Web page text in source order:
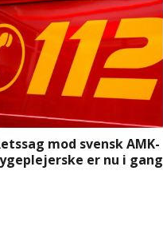
mod svensk AMK-
er nu i gang